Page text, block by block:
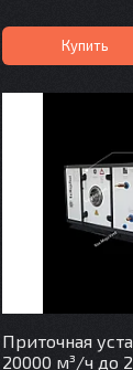
Купить
Приточная
20000 м³/ч до